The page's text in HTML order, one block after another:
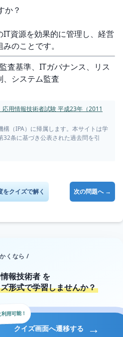
か？
資源を効果的に管理し、経営
のことです。
査基準、ITガバナンス、リス
、システム監査
用情報技術者試験 平成23年（2011
（IPA）に帰属します。本サイトは学
条に基づき公表された過去問を引
をクイズで解く 次の問題へ →
くなら /
報技術者 を
形式で学習しませんか？
クイズ画面へ遷移する →
用可能！